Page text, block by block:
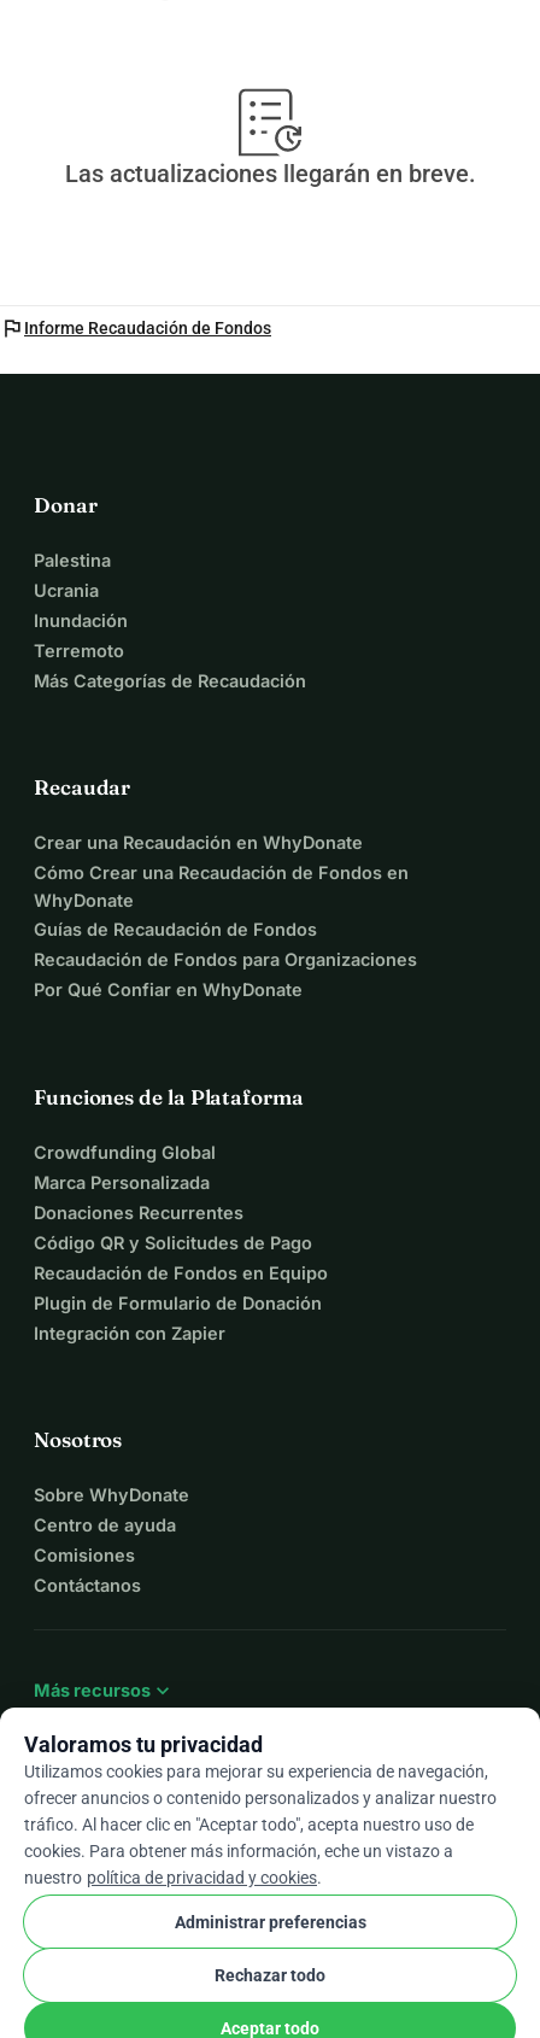
Las actualizaciones llegarán en breve.
flag Informe Recaudación de Fondos
Donar
Palestina
Ucrania
Inundación
Terremoto
Más Categorías de Recaudación
Recaudar
Crear una Recaudación en WhyDonate
Cómo Crear una Recaudación de Fondos en
WhyDonate
Guías de Recaudación de Fondos
Recaudación de Fondos para Organizaciones
Por Qué Confiar en WhyDonate
Funciones de la Plataforma
Crowdfunding Global
Marca Personalizada
Donaciones Recurrentes
Código QR y Solicitudes de Pago
Recaudación de Fondos en Equipo
Plugin de Formulario de Donación
Integración con Zapier
Nosotros
Sobre WhyDonate
Centro de ayuda
Comisiones
Contáctanos
Más recursos expand_more
Esarrow_drop_down
★★★★★4,9 / 5 según más de 500 reseñas
WhyDonate
Privacidad y cookies
Términos y condiciones
stripe check Socio Verificado
Valoramos tu privacidad
Utilizamos cookies para mejorar su experiencia de navegación,
ofrecer anuncios o contenido personalizados y analizar nuestro
tráfico. Al hacer clic en "Aceptar todo", acepta nuestro uso de
cookies. Para obtener más información, eche un vistazo a
nuestro política de privacidad y cookies.
Administrar preferencias
Rechazar todo
Aceptar todo